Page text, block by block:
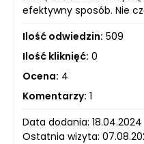
efektywny sposób. Nie
Ilość odwiedzin: 509
Ilość kliknięć: 0
Ocena: 4
Komentarzy: 1
Data dodania: 18.04.2024
Ostatnia wizyta: